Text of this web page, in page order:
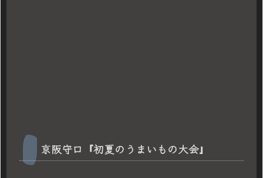
京阪守口『初夏のうまいもの大会』